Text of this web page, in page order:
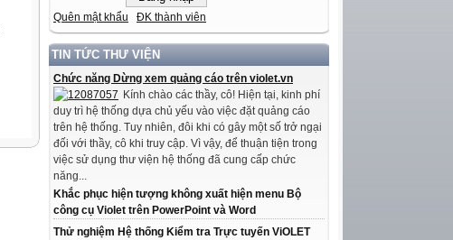
Quên mật khẩu ĐK thành viên
TIN TỨC THƯ VIỆN
Chức năng Dừng xem quảng cáo trên violet.vn
Kính chào các thầy, cô! Hiện tại, kinh phí
duy trì hệ thống dựa chủ yếu vào việc đặt quảng cáo
trên hệ thống. Tuy nhiên, đôi khi có gây một số trở ngại
đối với thầy, cô khi truy cập. Vì vậy, để thuận tiện trong
việc sử dụng thư viện hệ thống đã cung cấp chức
năng...
Khắc phục hiện tượng không xuất hiện menu Bộ
công cụ Violet trên PowerPoint và Word
Thử nghiệm Hệ thống Kiểm tra Trực tuyến ViOLET